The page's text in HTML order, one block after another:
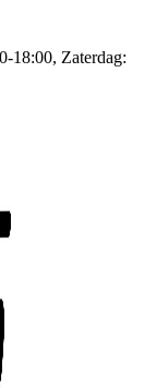
18:00, Zaterdag: